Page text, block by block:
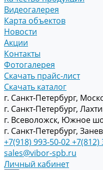
Видеогалерея
Карта объектов
Новости
Акции
Контакты
Фотогалерея
Скачать прайс-лист
Скачать каталог
г. Санкт-Петербург,
г. Санкт-Петербург,
г. Всеволожск, Южное
г. Санкт-Петербург,
+7(918) 993-50-02+7(812)
sales@vibor-spb.ru
Личный кабинет